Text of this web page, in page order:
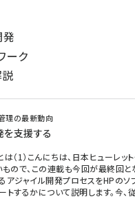
ーク
理の最新動向
を支援する
（1）こんにちは、日本ヒューレット
もので、この連載も今回が最終回と
ジャイル開発プロセスをHPのソフ
トするかについて説明します。今、